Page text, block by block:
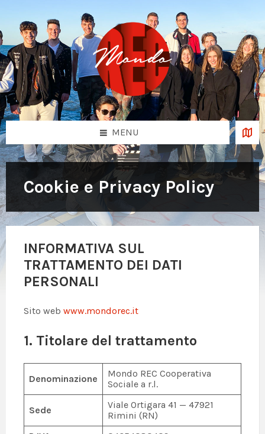
content
sidebar
footer
MENU
Cookie e Privacy Policy
INFORMATIVA SUL
TRATTAMENTO DEI DATI
PERSONALI
Sito web www.mondorec.it
1. Titolare del trattamento
Denominazione
Mondo REC Cooperativa
Sociale a r.l.
Sede
Viale Ortigara 41 — 47921
Rimini (RN)